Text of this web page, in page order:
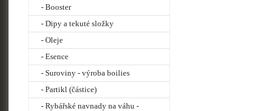
- Booster
- Dipy a tekuté složky
- Oleje
- Esence
- Suroviny - výroba boilies
- Partikl (částice)
- Rybářské navnady na váhu -